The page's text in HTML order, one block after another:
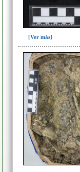
[Ver más]